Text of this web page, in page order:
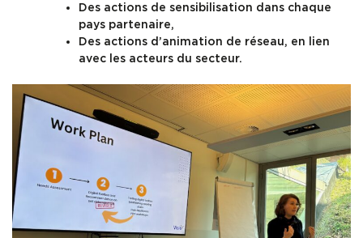
Des actions de sensibilisation dans chaque
pays partenaire,
Des actions d’animation de réseau, en lien
avec les acteurs du secteur.